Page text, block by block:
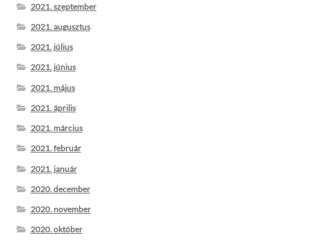
2021. szeptember
2021. augusztus
2021. július
2021. június
2021. május
2021. április
2021. március
2021. február
2021. január
2020. december
2020. november
2020. október